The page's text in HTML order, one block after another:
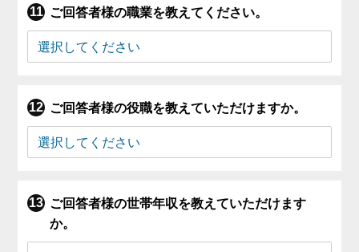
ご回答者様の職業を教えてください。
ご回答者様の役職を教えていただけますか。
ご回答者様の世帯年収を教えていただけます
か。